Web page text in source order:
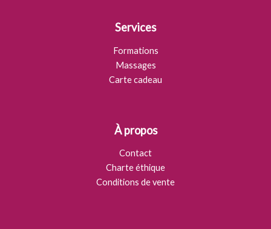
Services
Formations
Massages
Carte cadeau
À propos
Contact
Charte éthique
Conditions de vente